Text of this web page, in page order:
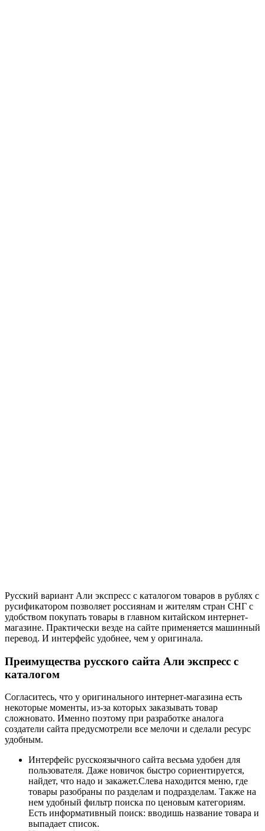
Русский вариант Али экспресс с каталогом товаров в рублях с
русификатором позволяет россиянам и жителям стран СНГ с
удобством покупать товары в главном китайском интернет-
магазине. Практически везде на сайте применяется машинный
перевод. И интерфейс удобнее, чем у оригинала.
Преимущества русского сайта Али экспресс с
каталогом
Согласитесь, что у оригинального интернет-магазина есть
некоторые моменты, из-за которых заказывать товар
сложновато. Именно поэтому при разработке аналога
создатели сайта предусмотрели все мелочи и сделали ресурс
удобным.
Интерфейс русскоязычного сайта весьма удобен для
пользователя. Даже новичок быстро сориентируется,
найдет, что надо и закажет.Слева находится меню, где
товары разобраны по разделам и подразделам. Также на
нем удобный фильтр поиска по ценовым категориям.
Есть информативный поиск: вводишь название товара и
выпадает список.